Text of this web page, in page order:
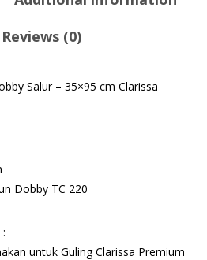
Reviews (0)
Salur – 35×95 cm Clarissa
Dobby TC 220
untuk Guling Clarissa Premium